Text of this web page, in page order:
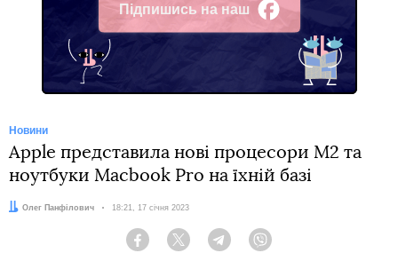
Підпишись на наш
Facebook
Новини
Apple представила нові процесори М2 та
ноутбуки Macbook Pro на їхній базі
Автор:
Олег Панфілович Дата:
18:21, 17 січня 2023
Facebook Twitter Telegram